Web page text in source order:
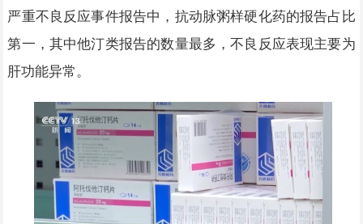
严重不良反应事件报告中，抗动脉粥样硬化药的报告占比
第一，其中他汀类报告的数量最多，不良反应表现主要为
肝功能异常。